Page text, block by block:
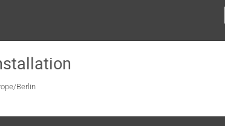
Berlin